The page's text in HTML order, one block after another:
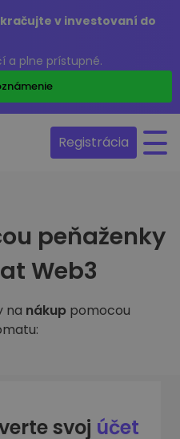
v investovaní do
a plne prístupné.
Registrácia
peňaženky
Web3
na nákup pomocou
svoj účet